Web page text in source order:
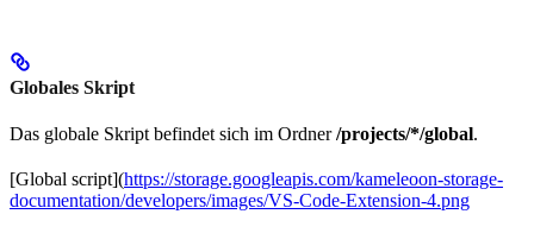
Globales Skript
Das globale Skript befindet sich im Ordner/projects/*/global.
[Global script](https://storage.googleapis.com/kameleoon-storage-
documentation/developers/images/VS-Code-Extension-4.png